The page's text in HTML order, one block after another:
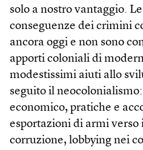
solo a nostro vantaggio.
conseguenze dei crimini
ancora oggi e non sono
apporti coloniali di
modestissimi aiuti allo
seguito il
economico, pratiche e
esportazioni di armi verso
corruzione, lobbying nei